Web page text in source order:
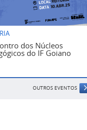
dos Núcleos
do IF Goiano
OUTROS EVENTOS